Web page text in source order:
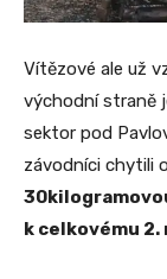
Vítězové ale už
východní straně
sektor pod
závodníci chytili
k celkovému 2.